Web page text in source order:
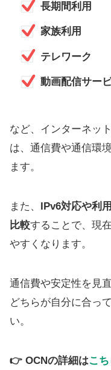
長期間利用
家族利用
テレワーク
動画配信サー
など、インターネッ
は、通信費や通信環
ます。
また、
IPv6対応や利
比較することで、現
やすくなります。
通信費や安定性を見
どちらが自分に合っ
い。
👉 OCNの詳細はこち